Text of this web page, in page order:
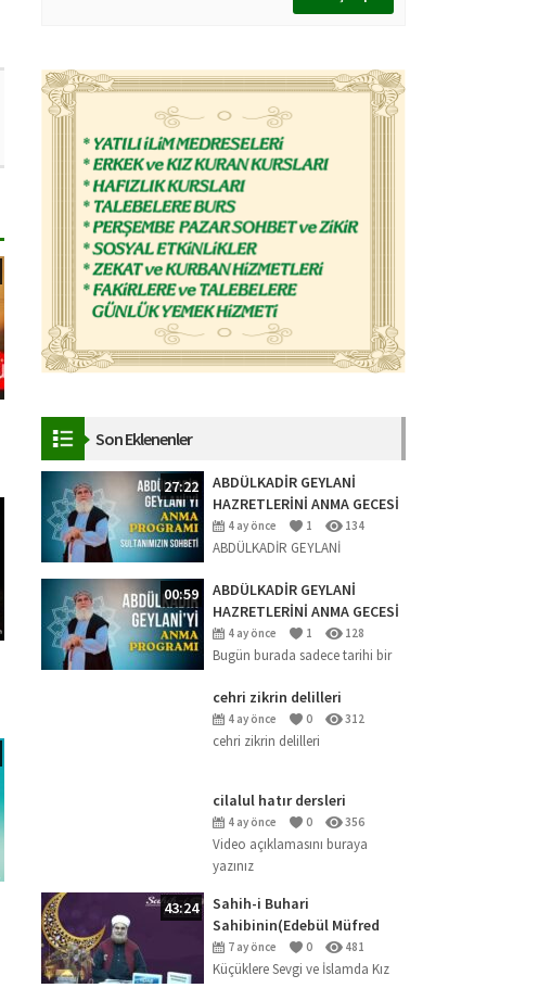
Son Eklenenler
27:22
ABDÜLKADİR GEYLANİ
HAZRETLERİNİ ANMA GECESİ
2026 (SOHBET)
4 ay önce 1 134
ABDÜLKADİR GEYLANİ
00:59
ABDÜLKADİR GEYLANİ
HAZRETLERİNİ ANMA GECESİ
(18.04.2026)
4 ay önce 1 128
Bugün burada sadece tarihi bir
uyanıklığı en büyük nimettir’
buyuran büyük mürebbi
Abdülkadir Geylani
cehri zikrin delilleri
4 ay önce 0 312
cehri zikrin delilleri
cilalul hatır dersleri
4 ay önce 0 356
Video açıklamasını buraya
yazınız
43:24
Sahih-i Buhari
Sahibinin(Edebül Müfred
Dersleri)-29-Küçüklere Sevgi
ve İslamda Kız Çocuklarının
7 ay önce 0 481
Küçüklere Sevgi ve İslamda Kız